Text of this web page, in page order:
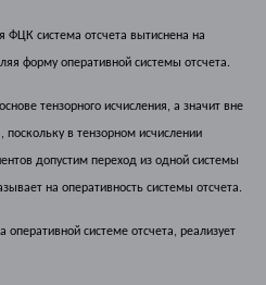
ФЦК система отсчета вытиснена на
форму оперативной системы отсчета.
тензорного исчисления, а значит вне
поскольку в тензорном исчислении
допустим переход из одной системы
на оперативность системы отсчета.
оперативной системе отсчета, реализует